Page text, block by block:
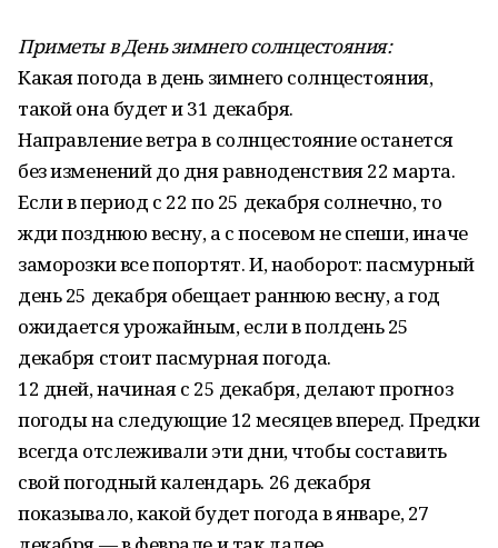
Приметы в День зимнего солнцестояния:
Какая погода в день зимнего солнцестояния,
такой она будет и 31 декабря.
Направление ветра в солнцестояние останется
без изменений до дня равноденствия 22 марта.
Если в период с 22 по 25 декабря солнечно, то
жди позднюю весну, а с посевом не спеши, иначе
заморозки все попортят. И, наоборот: пасмурный
день 25 декабря обещает раннюю весну, а год
ожидается урожайным, если в полдень 25
декабря стоит пасмурная погода.
12 дней, начиная с 25 декабря, делают прогноз
погоды на следующие 12 месяцев вперед. Предки
всегда отслеживали эти дни, чтобы составить
свой погодный календарь. 26 декабря
показывало, какой будет погода в январе, 27